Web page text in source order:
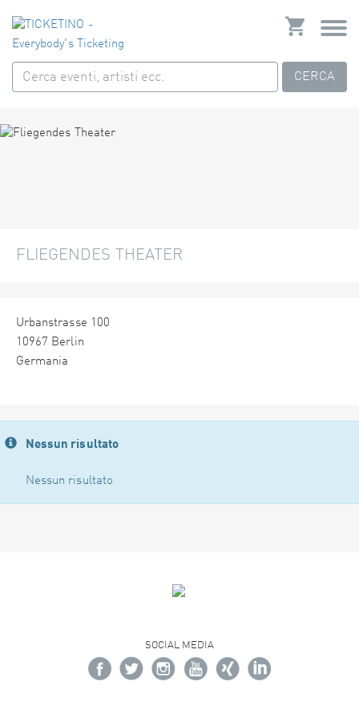
CERCA
FLIEGENDES THEATER
Urbanstrasse 100
10967 Berlin
Germania
Nessun risultato
Nessun risultato
SOCIAL MEDIA